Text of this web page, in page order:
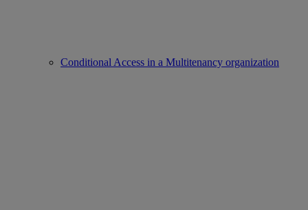
Conditional Access in a Multitenancy organization